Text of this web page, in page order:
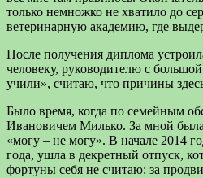
только немножко не хватило до
ветеринарную академию, где
После получения диплома
человеку, руководителю с
учили», считаю, что причины
Было время, когда по семейным
Ивановичем Милько. За мной была
«могу – не могу». В начале 2014
года, ушла в декретный отпуск,
фортуны себя не считаю: за